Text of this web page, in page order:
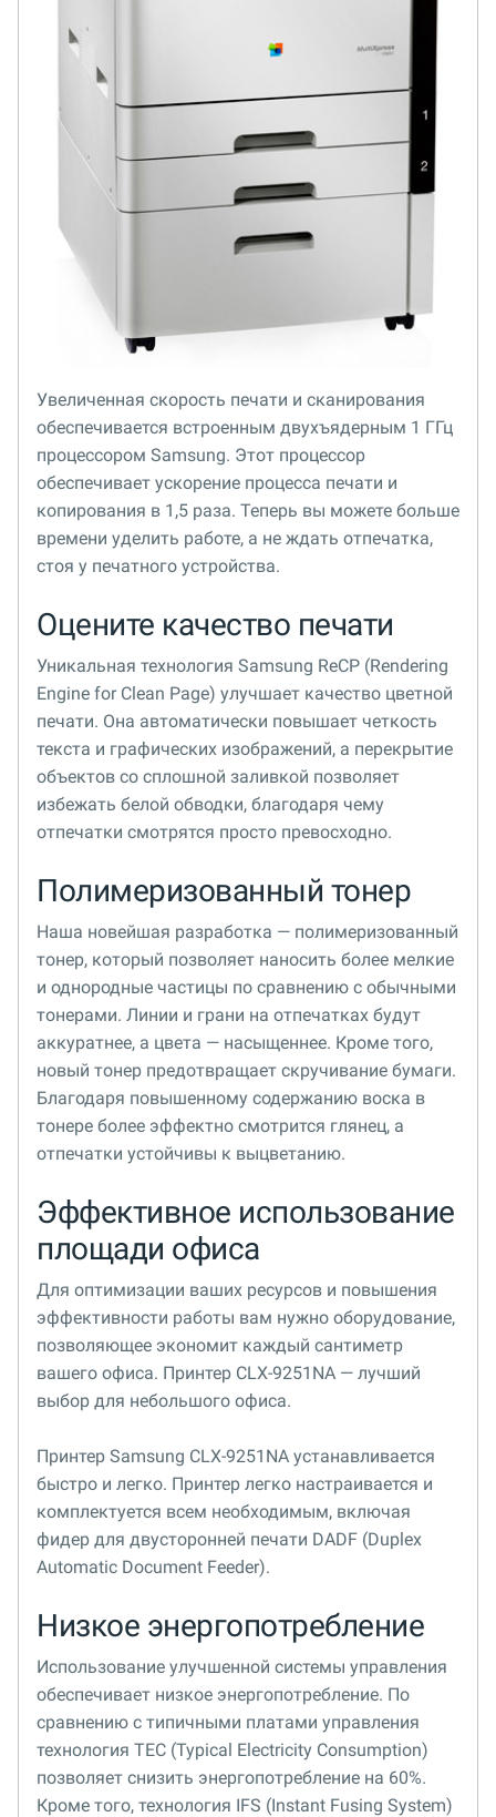
Увеличенная скорость печати и сканирования
обеспечивается встроенным двухъядерным 1 ГГц
процессором Samsung. Этот процессор
обеспечивает ускорение процесса печати и
копирования в 1,5 раза. Теперь вы можете больше
времени уделить работе, а не ждать отпечатка,
стоя у печатного устройства.
Оцените качество печати
Уникальная технология Samsung ReCP (Rendering
Engine for Clean Page) улучшает качество цветной
печати. Она автоматически повышает четкость
текста и графических изображений, а перекрытие
объектов со сплошной заливкой позволяет
избежать белой обводки, благодаря чему
отпечатки смотрятся просто превосходно.
Полимеризованный тонер
Наша новейшая разработка — полимеризованный
тонер, который позволяет наносить более мелкие
и однородные частицы по сравнению с обычными
тонерами. Линии и грани на отпечатках будут
аккуратнее, а цвета — насыщеннее. Кроме того,
новый тонер предотвращает скручивание бумаги.
Благодаря повышенному содержанию воска в
тонере более эффектно смотрится глянец, а
отпечатки устойчивы к выцветанию.
Эффективное использование
площади офиса
Для оптимизации ваших ресурсов и повышения
эффективности работы вам нужно оборудование,
позволяющее экономит каждый сантиметр
вашего офиса. Принтер CLX-9251NA — лучший
выбор для небольшого офиса.
Принтер Samsung CLX-9251NA устанавливается
быстро и легко. Принтер легко настраивается и
комплектуется всем необходимым, включая
фидер для двусторонней печати DADF (Duplex
Automatic Document Feeder).
Низкое энергопотребление
Использование улучшенной системы управления
обеспечивает низкое энергопотребление. По
сравнению с типичными платами управления
технология TEC (Typical Electricity Consumption)
позволяет снизить энергопотребление на 60%.
Кроме того, технология IFS (Instant Fusing System)